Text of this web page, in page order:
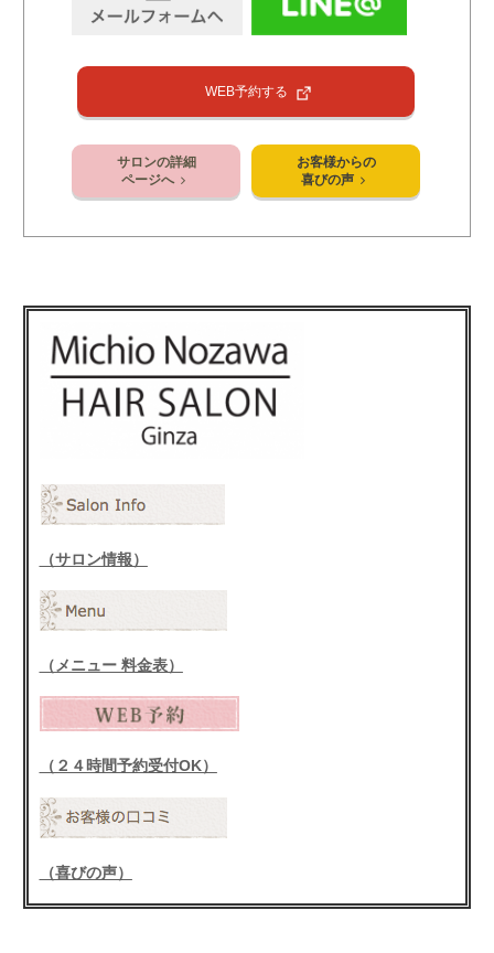
WEB予約する
サロンの詳細
ページへ
お客様からの
喜びの声
（サロン情報）
（メニュー 料金表）
（２４時間予約受付OK）
（喜びの声）